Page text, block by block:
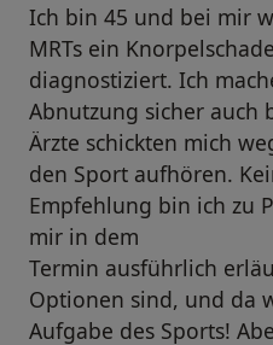
Ich bin 45 und bei mir
MRTs ein
diagnostiziert. Ich
Abnutzung sicher auch
Ärzte schickten mich
den Sport aufhören.
Empfehlung bin ich zu
mir in dem
Termin ausführlich
Optionen sind, und da
Aufgabe des Sports!